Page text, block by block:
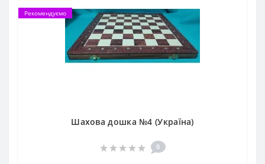
Рекомендуємо
Шахова дошка №4 (Україна)
0